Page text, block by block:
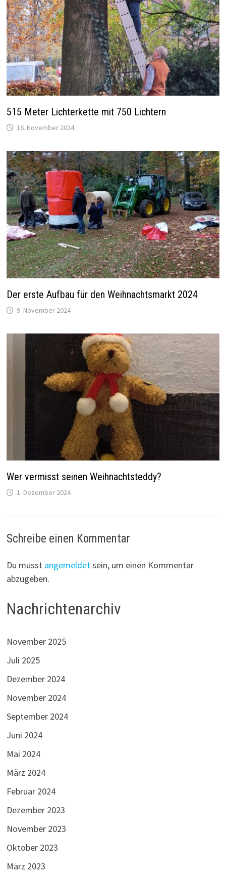
515 Meter Lichterkette mit 750 Lichtern
16. November 2024
Der erste Aufbau für den Weihnachtsmarkt 2024
9. November 2024
Wer vermisst seinen Weihnachtsteddy?
1. Dezember 2024
Schreibe einen Kommentar
Du musst angemeldetsein, um einen Kommentar
abzugeben.
Nachrichtenarchiv
November 2025
Juli 2025
Dezember 2024
November 2024
September 2024
Juni 2024
Mai 2024
März 2024
Februar 2024
Dezember 2023
November 2023
Oktober 2023
März 2023